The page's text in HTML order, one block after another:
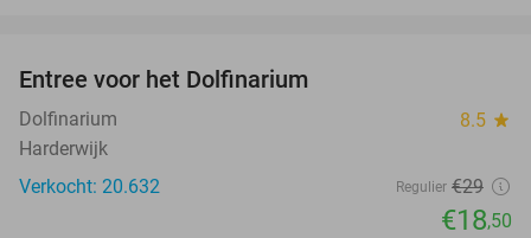
Entree voor het Dolfinarium
Dolfinarium 8.5 star
Harderwijk
Verkocht: 20.632
Regulier €29
€18,50